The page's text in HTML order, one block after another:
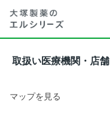
取扱い医療機関・店舗
マップを見る